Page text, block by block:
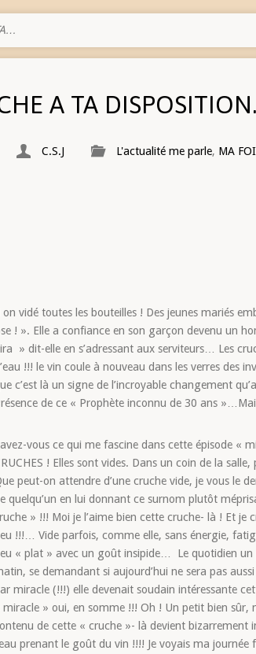
A TA
C.S.J L'actualité me parle, MA FOI
vidé toutes les bouteilles ! Des jeunes mariés
! ». Elle a confiance en son garçon devenu un
» dit-elle en s’adressant aux serviteurs… Les
!!! le vin coule à nouveau dans les verres des
c’est là un signe de l’incroyable changement
de ce « Prophète inconnu de 30 ans
vous ce qui me fascine dans cette épisode «
! Elles sont vides. Dans un coin de la
peut-on attendre d’une cruche vide, je vous le
quelqu’un en lui donnant ce surnom plutôt
» !!! Moi je l’aime bien cette cruche- là ! Et je
!!!… Vide parfois, comme elle, sans énergie,
« plat » avec un goût insipide… Le quotidien un
se demandant si aujourd’hui ne sera pas
miracle (!!!) elle devenait soudain intéressante
miracle » oui, en somme !!! Oh ! Un petit bien sûr,
de cette « cruche »- là devient bizarrement
prenant le goût du vin !!!! Je voyais ma journée